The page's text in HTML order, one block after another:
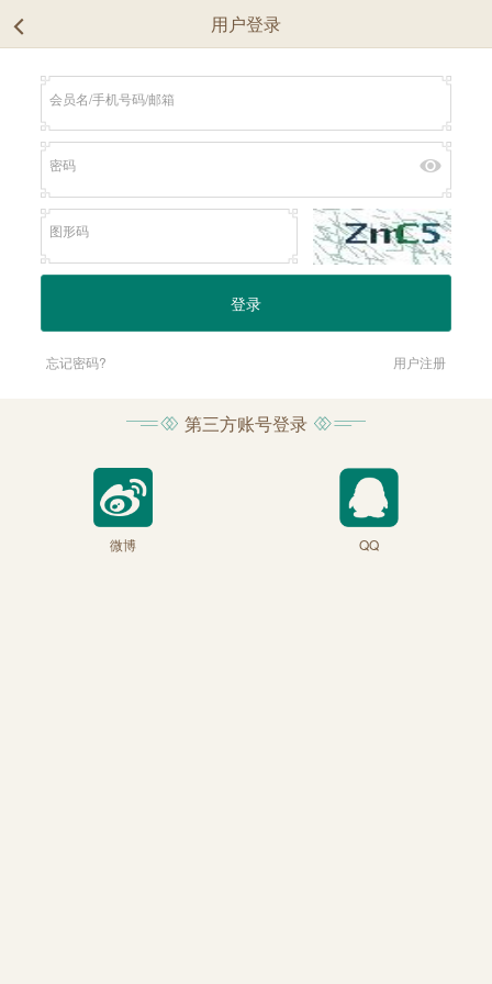
用户登录
忘记密码? 用户注册
第三方账号登录
微博 QQ